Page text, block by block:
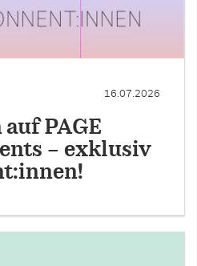
16.07.2026
PAGE
– exklusiv